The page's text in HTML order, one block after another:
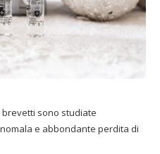
brevetti sono studiate
e abbondante perdita di